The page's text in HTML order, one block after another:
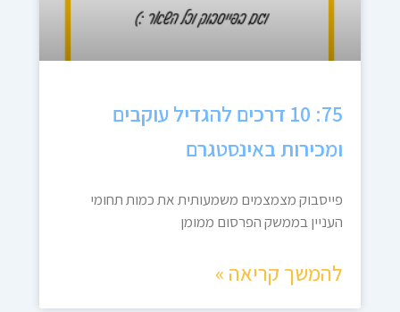
75: 10 דרכים להגדיל עוקבים
ומכירות באינסטגרם
פייסבוק מצמצמים משמעותית את כמות תחומי
העניין בממשק הפרסום ממומן
להמשך קריאה »